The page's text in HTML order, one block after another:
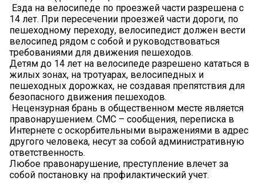
️ Езда на велосипеде по проезжей части разрешена с
14 лет. При пересечении проезжей части дороги, по
пешеходному переходу, велосипедист должен вести
велосипед рядом с собой и руководствоваться
требованиями для движения пешеходов.
️Детям до 14 лет на велосипеде разрешено кататься в
жилых зонах, на тротуарах, велосипедных и
пешеходных дорожках, не создавая препятствия для
безопасного движения пешеходов.
️ Нецензурная брань в общественном месте является
правонарушением. СМС – сообщения, переписка в
Интернете с оскорбительными выражениями в адрес
другого человека, несут за собой административную
ответственность.
️Любое правонарушение, преступление влечет за
собой постановку на профилактический учет.